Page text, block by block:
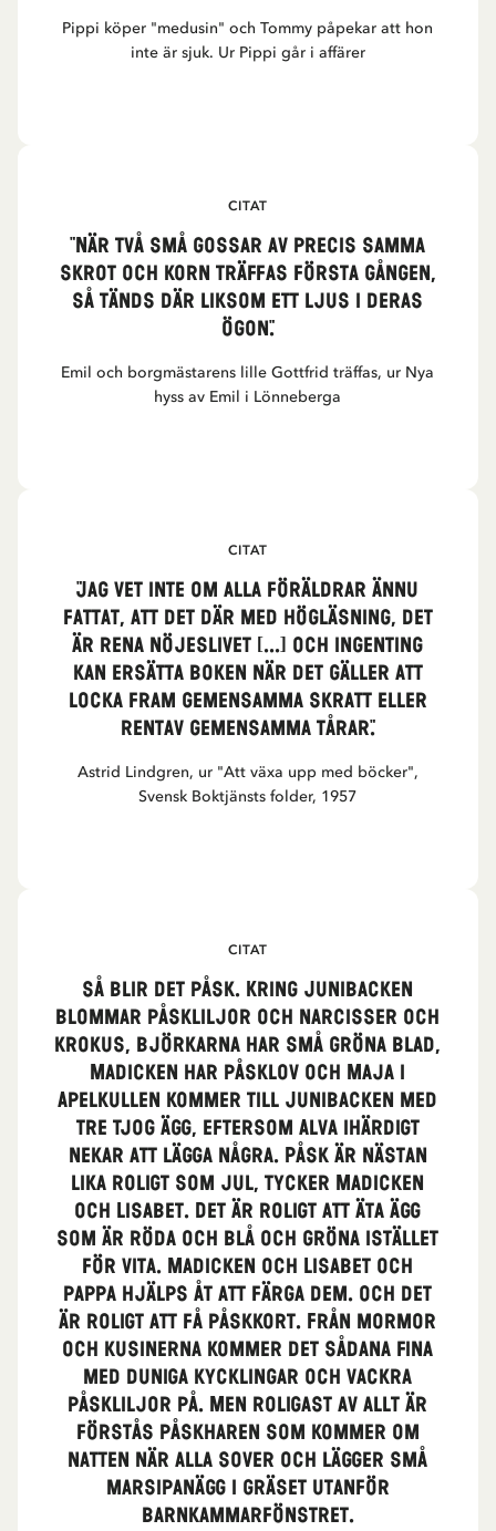
Pippi köper "medusin" och Tommy påpekar att hon
inte är sjuk. Ur Pippi går i affärer
CITAT
"När två små gossar av precis samma
skrot och korn träffas första gången,
så tänds där liksom ett ljus i deras
ögon."
Emil och borgmästarens lille Gottfrid träffas, ur Nya
hyss av Emil i Lönneberga
CITAT
"Jag vet inte om alla föräldrar ännu
fattat, att det där med högläsning, det
är rena nöjeslivet [...] Och ingenting
kan ersätta boken när det gäller att
locka fram gemensamma skratt eller
rentav gemensamma tårar."
Astrid Lindgren, ur "Att växa upp med böcker",
Svensk Boktjänsts folder, 1957
CITAT
Så blir det påsk. Kring Junibacken
blommar påskliljor och narcisser och
krokus, björkarna har små gröna blad,
Madicken har påsklov och Maja i
Apelkullen kommer till Junibacken med
tre tjog ägg, eftersom Alva ihärdigt
nekar att lägga några. Påsk är nästan
lika roligt som jul, tycker Madicken
och Lisabet. Det är roligt att äta ägg
som är röda och blå och gröna istället
för vita. Madicken och Lisabet och
pappa hjälps åt att färga dem. Och det
är roligt att få påskkort. Från mormor
och kusinerna kommer det sådana fina
med duniga kycklingar och vackra
påskliljor på. Men roligast av allt är
förstås påskharen som kommer om
natten när alla sover och lägger små
marsipanägg i gräset utanför
barnkammarfönstret.